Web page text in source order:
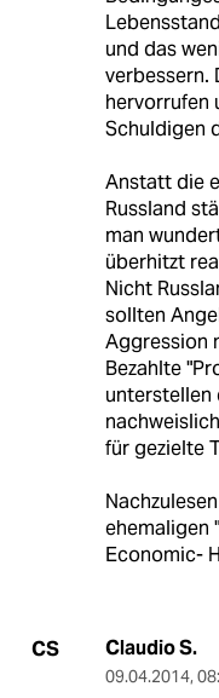
und das
verbessern.
hervorrufen
Schuldigen
Anstatt die
Russland
man
überhitzt
Nicht
sollten
Aggression
Bezahlte
unterstellen
für gezielte
ehemaligen
Economic-
CS Claudio S.
09.04.2014,